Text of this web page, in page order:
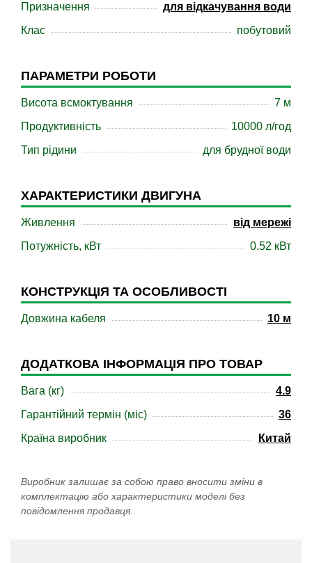
Призначення
для відкачування води
Клас
побутовий
ПАРАМЕТРИ РОБОТИ
Висота всмоктування
7 м
Продуктивність
10000 л/год
Тип рідини
для брудної води
ХАРАКТЕРИСТИКИ ДВИГУНА
Живлення
від мережі
Потужність, кВт
0.52 кВт
КОНСТРУКЦІЯ ТА ОСОБЛИВОСТІ
Довжина кабеля 10 м
ДОДАТКОВА ІНФОРМАЦІЯ ПРО ТОВАР
Вага (кг)
4.9
Гарантійний термін (міс)
36
Країна виробник
Китай
Виробник залишає за собою право вносити зміни в
комплектацію або характеристики моделі без
повідомлення продавця.